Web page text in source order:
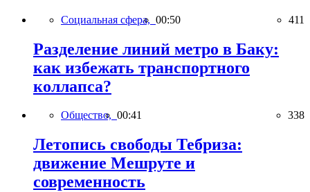
Социальная сфера, 00:50 411
Разделение линий метро в Баку:
как избежать транспортного
коллапса?
Общество, 00:41 338
Летопись свободы Тебриза:
движение Мешруте и
современность